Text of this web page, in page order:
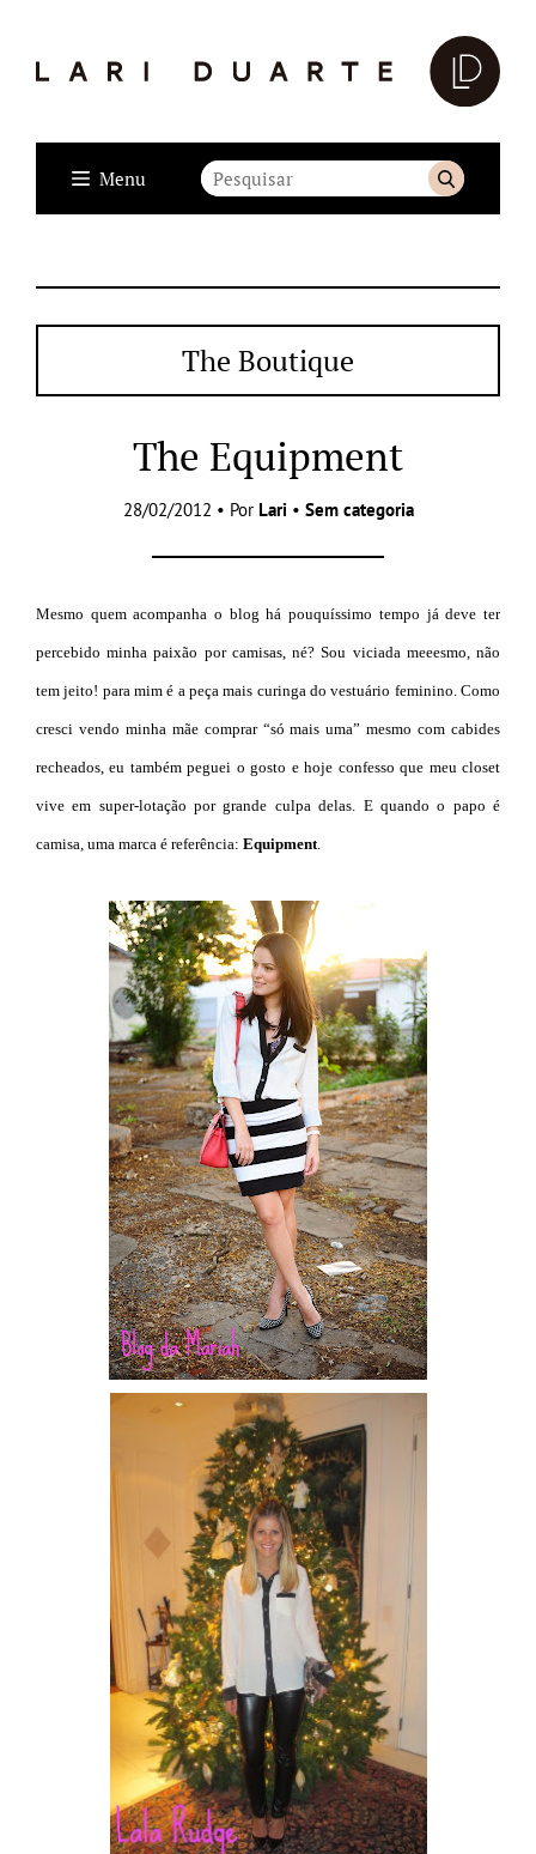
Menu
The Boutique
The Equipment
28/02/2012 • Por Lari • Sem categoria
Mesmo quem acompanha o blog há pouquíssimo tempo já deve ter
percebido minha paixão por camisas, né? Sou viciada meeesmo, não
tem jeito! para mim é a peça mais curinga do vestuário feminino. Como
cresci vendo minha mãe comprar “só mais uma” mesmo com cabides
recheados, eu também peguei o gosto e hoje confesso que meu closet
vive em super-lotação por grande culpa delas. E quando o papo é
camisa, uma marca é referência: Equipment